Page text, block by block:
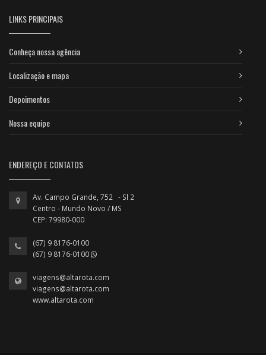
LINKS PRINCIPAIS
Conheça nossa agência
Localização e mapa
Depoimentos
Nossa equipe
ENDEREÇO E CONTATOS
Av. Campo Grande, 752 - Sl 2
Centro - Mundo Novo / MS
CEP: 79980-000
(67) 9 8176-0100
(67) 9 8176-0100
viagens@altarota.com
viagens@altarota.com
www.altarota.com